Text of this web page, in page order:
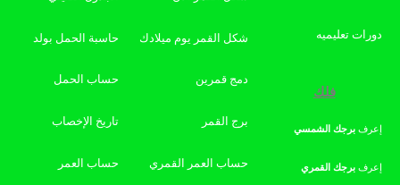
دورات تعليميه
فلك
إعرف برجك الشمسي
إعرف برجك القمري
شكل القمر يوم ميلادك
دمج قمرين
برج القمر
حساب العمر القمري
حاسبة الحمل بولد
حساب الحمل
تاريخ الإخصاب
حساب العمر